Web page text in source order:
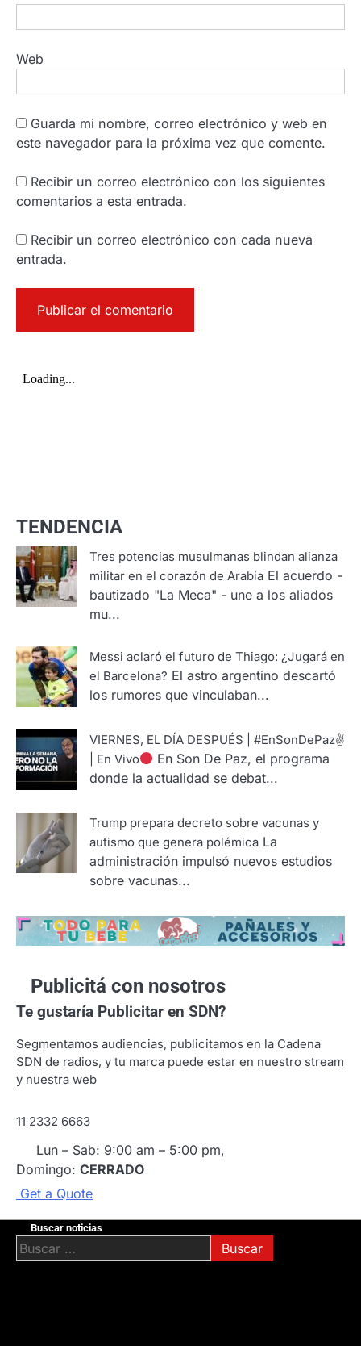
Web
Guarda mi nombre, correo electrónico y web en
este navegador para la próxima vez que comente.
Recibir un correo electrónico con los siguientes
comentarios a esta entrada.
Recibir un correo electrónico con cada nueva
entrada.
TENDENCIA
Tres potencias musulmanas blindan alianza
militar en el corazón de Arabia El acuerdo -
bautizado "La Meca" - une a los aliados
mu...
Messi aclaró el futuro de Thiago: ¿Jugará en
el Barcelona? El astro argentino descartó
los rumores que vinculaban...
VIERNES, EL DÍA DESPUÉS | #EnSonDePaz✌
| En Vivo
En Son De Paz, el programa
donde la actualidad se debat...
Trump prepara decreto sobre vacunas y
autismo que genera polémica La
administración impulsó nuevos estudios
sobre vacunas...
Publicitá con nosotros
Te gustaría Publicitar en SDN?
Segmentamos audiencias, publicitamos en la Cadena
SDN de radios, y tu marca puede estar en nuestro stream
y nuestra web
11 2332 6663
Lun – Sab: 9:00 am – 5:00 pm,
Domingo: CERRADO
Get a Quote
Buscar noticias
Buscar: